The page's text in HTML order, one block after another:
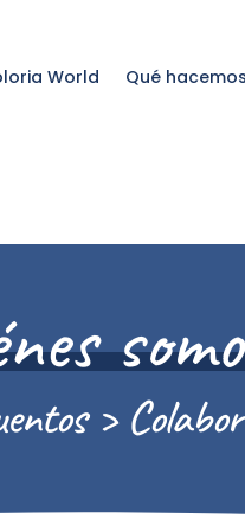
World Qué hacemos
>